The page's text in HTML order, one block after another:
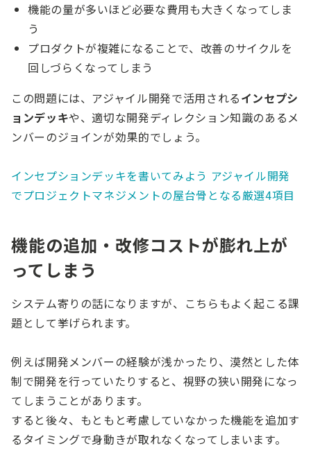
機能の量が多いほど必要な費用も大きくなってしま
う
プロダクトが複雑になることで、改善のサイクルを
回しづらくなってしまう
この問題には、アジャイル開発で活用されるインセプシ
ョンデッキや、適切な開発ディレクション知識のあるメ
ンバーのジョインが効果的でしょう。
インセプションデッキを書いてみよう アジャイル開発
でプロジェクトマネジメントの屋台骨となる厳選4項目
機能の追加・改修コストが膨れ上が
ってしまう
システム寄りの話になりますが、こちらもよく起こる課
題として挙げられます。
例えば開発メンバーの経験が浅かったり、漠然とした体
制で開発を行っていたりすると、視野の狭い開発になっ
てしまうことがあります。
すると後々、もともと考慮していなかった機能を追加す
るタイミングで身動きが取れなくなってしまいます。